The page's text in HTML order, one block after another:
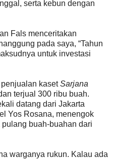
serta kebun dengan
Fals menceritakan
pada saya, “Tahun
untuk investasi
kasetSarjana
terjual 300 ribu buah.
datang dari Jakarta
Yos Rosana, menengok
buah-buahan dari
warganya rukun. Kalau ada